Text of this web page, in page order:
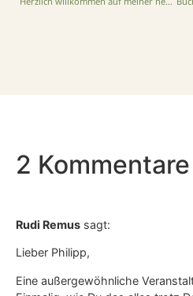
2 Kommentare
Rudi Remus sagt:
Lieber Philipp,
Eine außergewöhnliche